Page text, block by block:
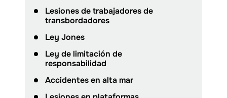
Lesiones de trabajadores de
transbordadores
Ley Jones
Ley de limitación de
responsabilidad
Accidentes en alta mar